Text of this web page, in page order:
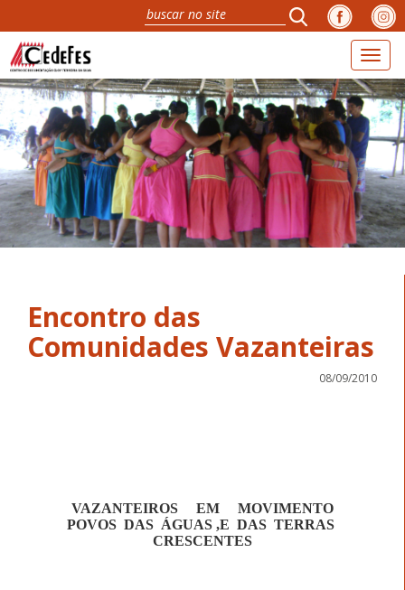
Encontro das
Comunidades Vazanteiras
08/09/2010
VAZANTEIROS EM
MOVIMENTO
POVOS DAS ÁGUAS ,E DAS TERRAS
CRESCENTES